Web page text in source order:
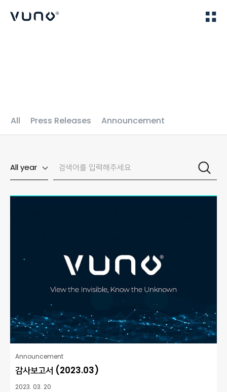
All Press Releases Announcement
All year
Announcement
감사보고서 (2023.03)
2023. 03. 20